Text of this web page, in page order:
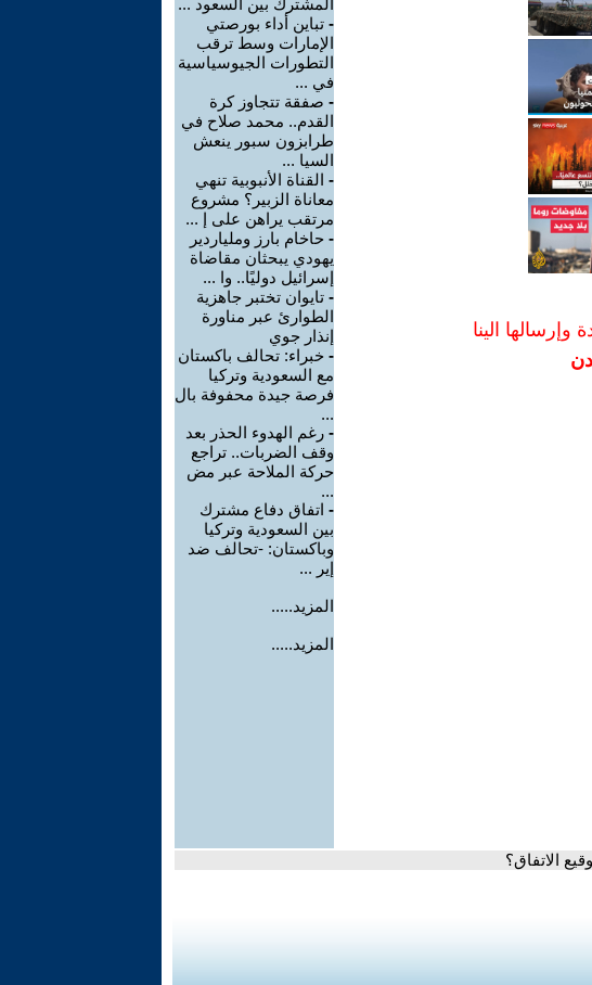
الينا
المشترك بين السعود ...
- تباين أداء بورصتي
الإمارات وسط ترقب
التطورات الجيوسياسية
في ...
- صفقة تتجاوز كرة
القدم.. محمد صلاح في
طرابزون سبور ينعش
السيا ...
- القناة الأنبوبية تنهي
معاناة الزبير؟ مشروع
مرتقب يراهن على إ ...
- حاخام بارز وملياردير
يهودي يبحثان مقاضاة
إسرائيل دوليًا.. وا ...
- تايوان تختبر جاهزية
الطوارئ عبر مناورة
إنذار جوي
- خبراء: تحالف باكستان
مع السعودية وتركيا
فرصة جيدة محفوفة بال
...
- رغم الهدوء الحذر بعد
وقف الضربات.. تراجع
حركة الملاحة عبر مض
...
- اتفاق دفاع مشترك
بين السعودية وتركيا
وباكستان: -تحالف ضد
إير ...
المزيد.....
المزيد.....
الاتفاق؟